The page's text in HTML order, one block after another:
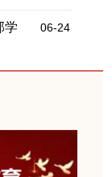
学
06-24